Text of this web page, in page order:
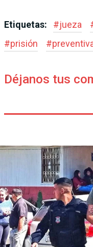
Etiquetas: #jueza
#prisión #
Déjanos tus